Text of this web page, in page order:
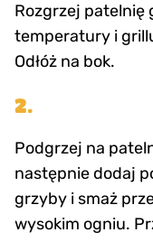
Rozgrzej patelnię
temperatury i
Odłóż na bok.
2.
Podgrzej na
następnie dodaj
grzyby i smaż
wysokim ogniu.